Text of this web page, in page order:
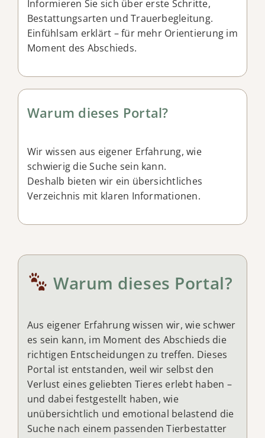
Informieren Sie sich über erste Schritte,
Bestattungsarten und Trauerbegleitung.
Einfühlsam erklärt – für mehr Orientierung im
Moment des Abschieds.
Warum dieses Portal?
Wir wissen aus eigener Erfahrung, wie
schwierig die Suche sein kann.
Deshalb bieten wir ein übersichtliches
Verzeichnis mit klaren Informationen.
Warum dieses Portal?
Aus eigener Erfahrung wissen wir, wie schwer
es sein kann, im Moment des Abschieds die
richtigen Entscheidungen zu treffen. Dieses
Portal ist entstanden, weil wir selbst den
Verlust eines geliebten Tieres erlebt haben –
und dabei festgestellt haben, wie
unübersichtlich und emotional belastend die
Suche nach einem passenden Tierbestatter